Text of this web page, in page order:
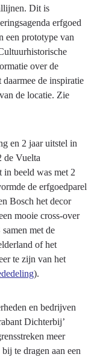
Dit is
erfgoed
een prototype van
over de
de inspiratie
de locatie. Zie
en 2 jaar uitstel in
de Vuelta
in beeld was met 2
de erfgoedparel
Bosch het decor
mooie cross-over
met de
of het
te zijn van het
).
en bedrijven
Dichterbij’
meer
te dragen aan een